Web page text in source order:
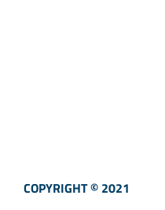
COPYRIGHT © 2021